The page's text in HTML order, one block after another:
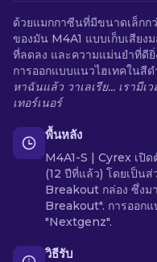
ด้วยแมกกาซีนที่มีขนาดเล็กก
ของมัน M4A1 แบบเก็บเสียง
ที่ลดลง และความแม่นยำที่ดียิ่
การออกแบบแนวไฮเทคในสี
หาฉันแล้ว วาเลเรีย... เรามี
เทอร์เนอร์
พื้นหลัง
M4A1-S | Cyrex เปิ
(12 ปีที่แล้ว) โดยเป็น
Breakout กล่อง ซึ่งม
Breakout". การออก
"Nextgenz".
วิธีรับ